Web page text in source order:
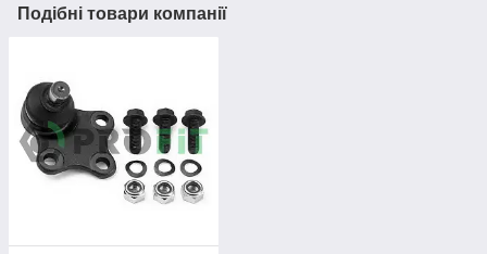
Подібні товари компанії